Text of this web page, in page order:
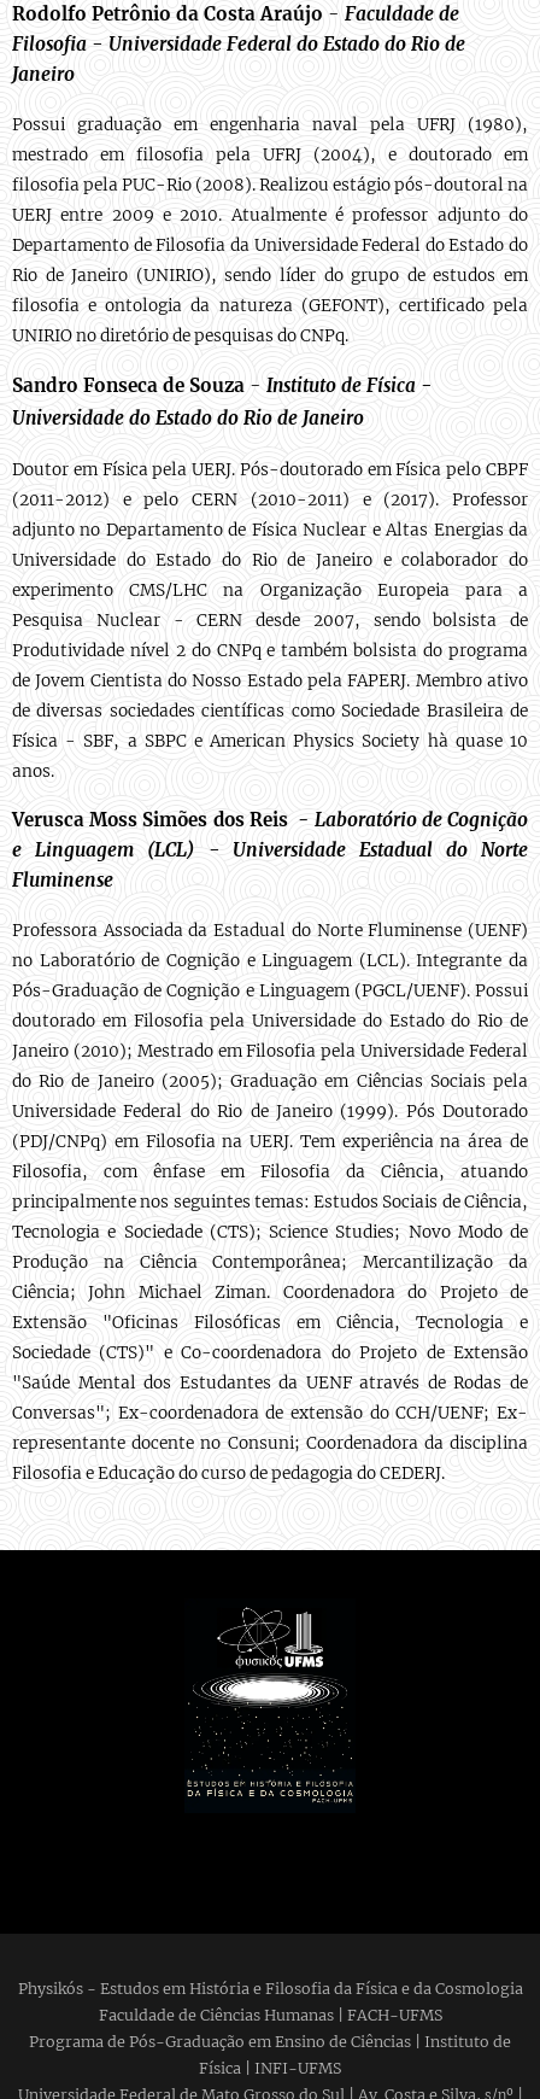
Rodolfo Petrônio da Costa Araújo - Faculdade de
Filosofia - Universidade Federal do Estado do Rio de
Janeiro
Possui graduação em engenharia naval pela UFRJ (1980),
mestrado em filosofia pela UFRJ (2004), e doutorado em
filosofia pela PUC-Rio (2008). Realizou estágio pós-doutoral na
UERJ entre 2009 e 2010. Atualmente é professor adjunto do
Departamento de Filosofia da Universidade Federal do Estado do
Rio de Janeiro (UNIRIO), sendo líder do grupo de estudos em
filosofia e ontologia da natureza (GEFONT), certificado pela
UNIRIO no diretório de pesquisas do CNPq.
Sandro Fonseca de Souza - Instituto de Física -
Universidade do Estado do Rio de Janeiro
Doutor em Física pela UERJ. Pós-doutorado em Física pelo CBPF
(2011-2012) e pelo CERN (2010-2011) e (2017). Professor
adjunto no Departamento de Física Nuclear e Altas Energias da
Universidade do Estado do Rio de Janeiro e colaborador do
experimento CMS/LHC na Organização Europeia para a
Pesquisa Nuclear - CERN desde 2007, sendo bolsista de
Produtividade nível 2 do CNPq e também bolsista do programa
de Jovem Cientista do Nosso Estado pela FAPERJ. Membro ativo
de diversas sociedades científicas como Sociedade Brasileira de
Física - SBF, a SBPC e American Physics Society hà quase 10
anos.
Verusca Moss Simões dos Reis - Laboratório de Cognição
e Linguagem (LCL) - Universidade Estadual do Norte
Fluminense
Professora Associada da Estadual do Norte Fluminense (UENF)
no Laboratório de Cognição e Linguagem (LCL). Integrante da
Pós-Graduação de Cognição e Linguagem (PGCL/UENF). Possui
doutorado em Filosofia pela Universidade do Estado do Rio de
Janeiro (2010); Mestrado em Filosofia pela Universidade Federal
do Rio de Janeiro (2005); Graduação em Ciências Sociais pela
Universidade Federal do Rio de Janeiro (1999). Pós Doutorado
(PDJ/CNPq) em Filosofia na UERJ. Tem experiência na área de
Filosofia, com ênfase em Filosofia da Ciência, atuando
principalmente nos seguintes temas: Estudos Sociais de Ciência,
Tecnologia e Sociedade (CTS); Science Studies; Novo Modo de
Produção na Ciência Contemporânea; Mercantilização da
Ciência; John Michael Ziman. Coordenadora do Projeto de
Extensão "Oficinas Filosóficas em Ciência, Tecnologia e
Sociedade (CTS)" e Co-coordenadora do Projeto de Extensão
"Saúde Mental dos Estudantes da UENF através de Rodas de
Conversas"; Ex-coordenadora de extensão do CCH/UENF; Ex-
representante docente no Consuni; Coordenadora da disciplina
Filosofia e Educação do curso de pedagogia do CEDERJ.
Physikós - Estudos em História e Filosofia da Física e da Cosmologia
Faculdade de Ciências Humanas | FACH-UFMS
Programa de Pós-Graduação em Ensino de Ciências | Instituto de
Física | INFI-UFMS
Universidade Federal de Mato Grosso do Sul | Av. Costa e Silva, s/nº